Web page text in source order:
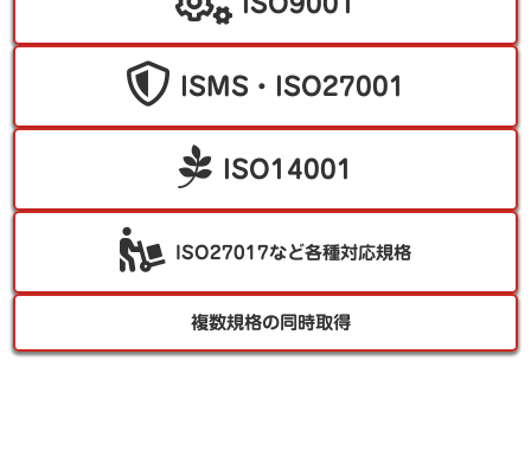
ISMS・ISO27001
ISO14001
ISO27017など各種対応規格
複数規格の同時取得